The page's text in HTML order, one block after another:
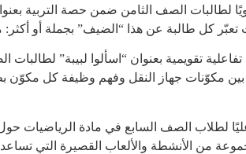
لطالبات الصف الثامن ضمن حصة التربية
تعبّر كل طالبة عن هذا “الضيف” بجملة أو
تقويمية بعنوان “اسألوا لبيبة”
مكوّنات جهاز النقل وفهم وظيفة كل مكوّن
لطلاب الصف السابع في مادة الرياضيات
من الأنشطة والألعاب القصيرة التي